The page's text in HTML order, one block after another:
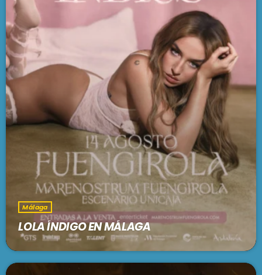
MAR REVUELTO
FRECUENCIA AFRO BLUE
7:00 pm - 9:00 pm
PASADO LIVE
9:00 pm - 11:00 pm
Málaga
LOLA ÍNDIGO EN MÁLAGA